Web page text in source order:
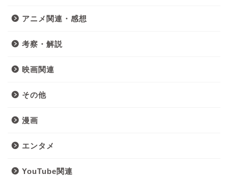
アニメ関連・感想
考察・解説
映画関連
その他
漫画
エンタメ
YouTube関連